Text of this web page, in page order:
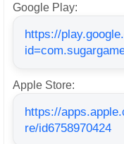
Google Play:
https://
Apple Store:
https://
re/id6758970424